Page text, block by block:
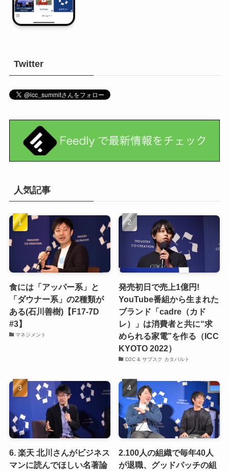
Twitter
人気記事
食には「アッパー系」と
「ダウナー系」の2種類が
ある(石川善樹)【F17-7D
#3】
マネジメント
発売初日で売上1億円!
YouTube番組から生まれた
ブランド「cadre（カド
レ）」は消費者と共に“求
められる家電”を作る（ICC
KYOTO 2022）
D2C & サブスク カタパルト
6. 楽天 北川さんがビジネス
マンに読んでほしい名著論
2.100人の組織で毎年40人
が退職、グッドパッチの組